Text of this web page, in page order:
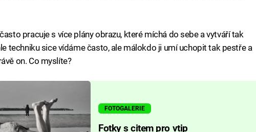
pracuje s více plány obrazu, které míchá do sebe a vytváří tak
techniku sice vídáme často, ale málokdo ji umí uchopit tak pestře a
on. Co myslíte?
FOTOGALERIE
Fotky s citem pro vtip